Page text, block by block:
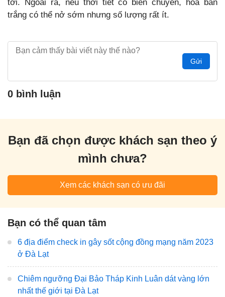
tới. Ngoài ra, nếu thời tiết có biến chuyển, hoa ban
trắng có thể nở sớm nhưng số lượng rất ít.
Gửi
0 bình luận
Bạn đã chọn được khách sạn theo ý
mình chưa?
Xem các khách sạn có ưu đãi
Bạn có thể quan tâm
6 địa điểm check in gây sốt cộng đồng mạng năm 2023
ở Đà Lạt
Chiêm ngưỡng Đại Bảo Tháp Kinh Luân dát vàng lớn
nhất thế giới tại Đà Lạt